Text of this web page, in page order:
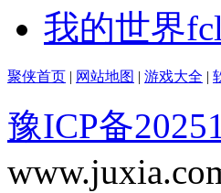
我的世界
聚侠首页 | 网站地图 | 游戏大全 |
豫ICP备